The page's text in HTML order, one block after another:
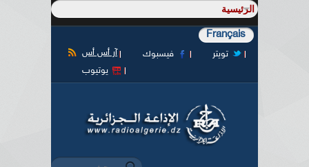
Français
آر أس أس فيسبوك
تويتر
يوتيوب
‏بحث ‏